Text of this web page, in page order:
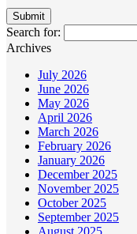
Search for:
Archives
July 2026
June 2026
May 2026
April 2026
March 2026
February 2026
January 2026
December 2025
November 2025
October 2025
September 2025
August 2025